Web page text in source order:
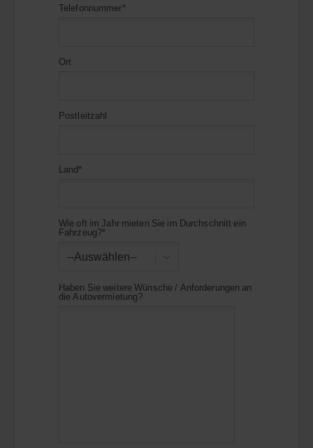
Telefonnummer*
Ort
Postleitzahl
Land*
Wie oft im Jahr mieten Sie im Durchschnitt ein
Fahrzeug?*
--Auswählen--
Haben Sie weitere Wünsche / Anforderungen an
die Autovermietung?